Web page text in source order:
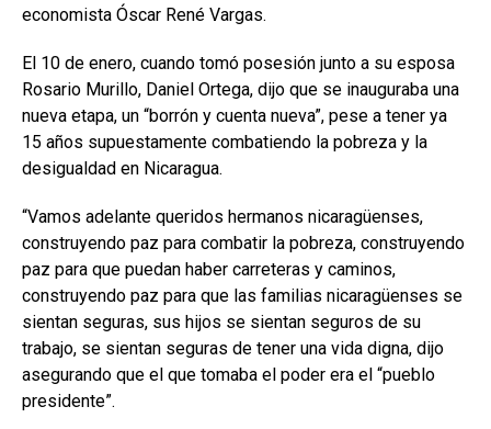
economista Óscar René Vargas.
El 10 de enero, cuando tomó posesión junto a su esposa
Rosario Murillo, Daniel Ortega, dijo que se inauguraba una
nueva etapa, un “borrón y cuenta nueva”, pese a tener ya
15 años supuestamente combatiendo la pobreza y la
desigualdad en Nicaragua.
“Vamos adelante queridos hermanos nicaragüenses,
construyendo paz para combatir la pobreza, construyendo
paz para que puedan haber carreteras y caminos,
construyendo paz para que las familias nicaragüenses se
sientan seguras, sus hijos se sientan seguros de su
trabajo, se sientan seguras de tener una vida digna, dijo
asegurando que el que tomaba el poder era el “pueblo
presidente”.